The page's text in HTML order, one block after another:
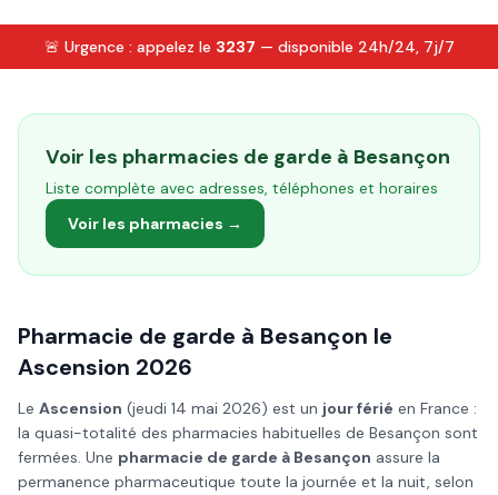
🚨 Urgence : appelez le 3237 — disponible 24h/24, 7j/7
Voir les pharmacies de garde à Besançon
Liste complète avec adresses, téléphones et horaires
Voir les pharmacies →
Pharmacie de garde à Besançon le
Ascension 2026
Le Ascension (jeudi 14 mai 2026) est un jour férié en France :
la quasi-totalité des pharmacies habituelles de Besançon sont
fermées. Une pharmacie de garde à Besançon assure la
permanence pharmaceutique toute la journée et la nuit, selon